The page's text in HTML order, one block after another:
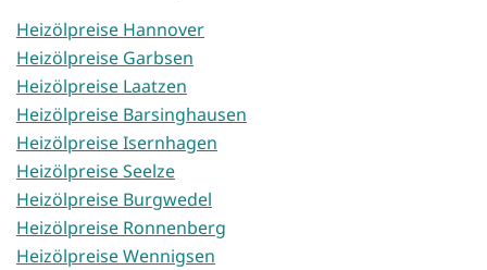
Heizölpreise Hannover
Heizölpreise Garbsen
Heizölpreise Laatzen
Heizölpreise Barsinghausen
Heizölpreise Isernhagen
Heizölpreise Seelze
Heizölpreise Burgwedel
Heizölpreise Ronnenberg
Heizölpreise Wennigsen